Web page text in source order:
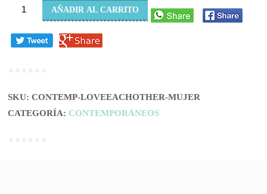
LOVE
OTHER
AÑADIR AL CARRITO
SKU: CONTEMP-LOVEEACHOTHER-MUJER
CATEGORÍA: CONTEMPORÁNEOS